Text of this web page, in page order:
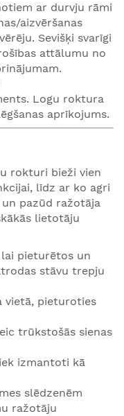
ar durvju rāmi
aizvēršanas
Sevišķi svarīgi
attālumu no
Logu roktura
aprīkojums.
rokturi bieži vien
līdz ar ko agri
pazūd ražotāja
lietotāju
pieturētos un
stāvu trepju
vietā, pieturoties
trūkstošās sienas
izmantoti kā
slēdzenēm
ražotāju